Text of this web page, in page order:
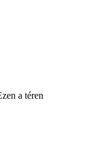
a téren